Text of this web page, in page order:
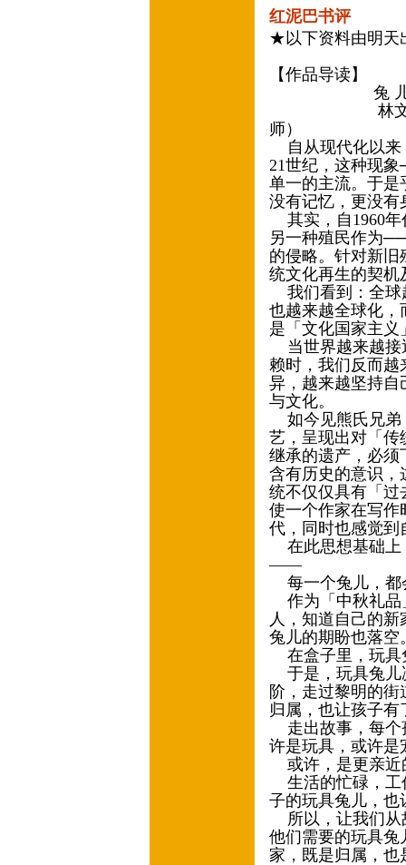
红泥巴书评
★以下资料由明
【作品导读】
兔
林文宝（台
师）
自从现代化以来
21世纪，这种现
单一的主流。于是
没有记忆，更没
其实，自1960年
另一种殖民作为
的侵略。针对新
统文化再生的契
我们看到：全球
也越来越全球化，
是「文化国家主
当世界越来越接
赖时，我们反而越
异，越来越坚持自
与文化。
如今见熊氏兄弟
艺，呈现出对「传
继承的遗产，必须
含有历史的意识
统不仅仅具有「过
使一个作家在写作
代，同时也感觉
在此思想基础上
——
每一个兔儿，都
作为「中秋礼品
人，知道自己的
兔儿的期盼也落
在盒子里，玩具
于是，玩具兔儿
阶，走过黎明的
归属，也让孩子
走出故事，每个
许是玩具，或许
或许，是更亲近
生活的忙碌，工
子的玩具兔儿，
所以，让我们从
他们需要的玩具兔
家，既是归属，